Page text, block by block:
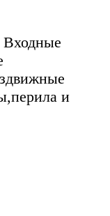
и